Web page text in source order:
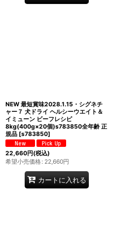
NEW 最短賞味2028.1.15・シグネチ
ャー７ 犬ドライ ヘルシーウエイト＆
イミューン ビーフレシピ
8kg(400g×20個)s783850全年齢 正
規品 [s783850]
22,660円(税込)
希望小売価格: 22,660円
カートに入れる